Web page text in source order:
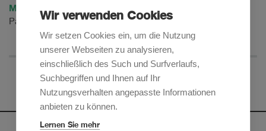
Michael Kramer
Partner Partner
Wir verwenden Cookies
Wir setzen Cookies ein, um die Nutzung
unserer Webseiten zu analysieren,
einschließlich des Such und Surfverlaufs,
Suchbegriffen und Ihnen auf Ihr
Nutzungsverhalten angepasste Informationen
anbieten zu können.
Lernen Sie mehr